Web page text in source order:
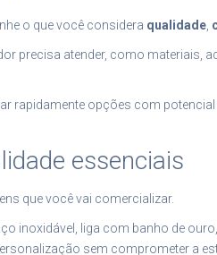
o que você considera qualidade
precisa atender, como materiais,
rapidamente opções com
essenciais
que você vai comercializar.
inoxidável, liga com banho de
sem comprometer a